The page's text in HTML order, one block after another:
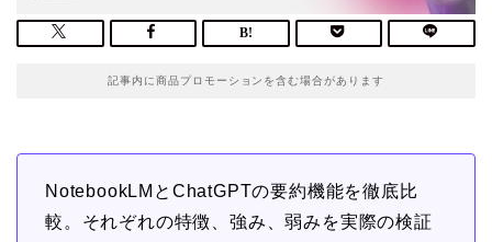
記事内に商品プロモーションを含む場合があります
NotebookLMとChatGPTの要約機能を徹底比
較。それぞれの特徴、強み、弱みを実際の検証